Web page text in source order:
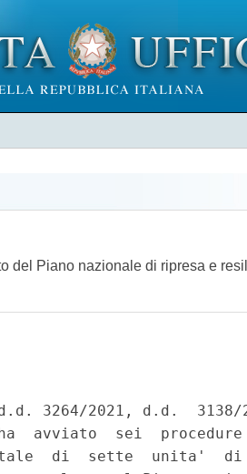
del Piano nazionale di ripresa e